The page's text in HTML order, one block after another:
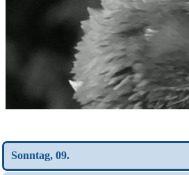
Sonntag, 09.